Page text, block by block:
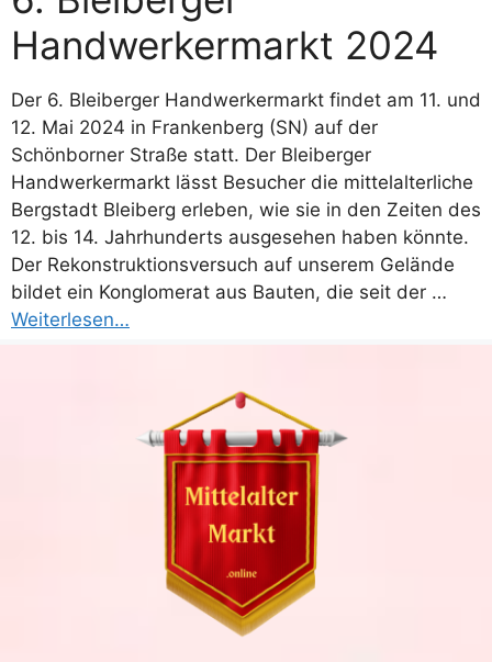
Handwerkermarkt 2024
Der 6. Bleiberger Handwerkermarkt findet am 11. und
12. Mai 2024 in Frankenberg (SN) auf der
Schönborner Straße statt. Der Bleiberger
Handwerkermarkt lässt Besucher die mittelalterliche
Bergstadt Bleiberg erleben, wie sie in den Zeiten des
12. bis 14. Jahrhunderts ausgesehen haben könnte.
Der Rekonstruktionsversuch auf unserem Gelände
bildet ein Konglomerat aus Bauten, die seit der …
Weiterlesen…